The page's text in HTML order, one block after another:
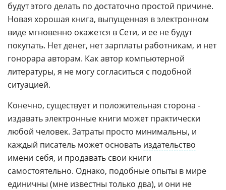
будут этого делать по достаточно простой причине.
Новая хорошая книга, выпущенная в электронном
виде мгновенно окажется в Сети, и ее не будут
покупать. Нет денег, нет зарплаты работникам, и нет
гонорара авторам. Как автор компьютерной
литературы, я не могу согласиться с подобной
ситуацией.
Конечно, существует и положительная сторона -
издавать электронные книги может практически
любой человек. Затраты просто минимальны, и
каждый писатель может основать издательство
имени себя, и продавать свои книги
самостоятельно. Однако, подобные опыты в мире
единичны (мне известны только два), и они не